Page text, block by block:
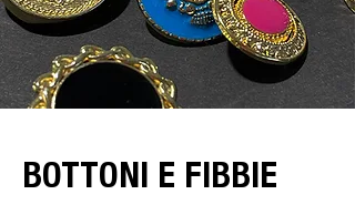
BOTTONI E FIBBIE